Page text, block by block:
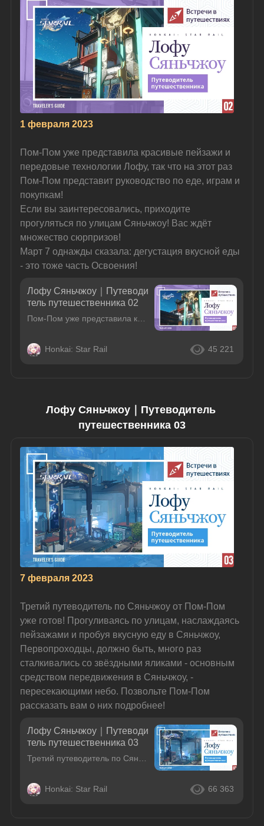
1 февраля 2023
Пом-Пом уже представила красивые пейзажи и
передовые технологии Лофу, так что на этот раз
Пом-Пом представит руководство по еде, играм и
покупкам!
Если вы заинтересовались, приходите
прогуляться по улицам Сяньчжоу! Вас ждёт
множество сюрпризов!
Март 7 однажды сказала: дегустация вкусной еды
- это тоже часть Освоения!
Лофу Сяньчжоу｜Путеводи
тель путешественника 02
Пом-Пом уже представила красивые пейзажи и передовые технологии Лофу, так что на этот раз Пом-Пом представит руководство по еде, играм и покупкам!Если вы заинтересовались, приходите прогуляться по ули
Honkai: Star Rail 45 221
Лофу Сяньчжоу｜Путеводитель
путешественника 03
7 февраля 2023
Третий путеводитель по Сяньчжоу от Пом-Пом
уже готов! Прогуливаясь по улицам, наслаждаясь
пейзажами и пробуя вкусную еду в Сяньчжоу,
Первопроходцы, должно быть, много раз
сталкивались со звёздными яликами - основным
средством передвижения в Сяньчжоу, -
пересекающими небо. Позвольте Пом-Пом
рассказать вам о них подробнее!
Лофу Сяньчжоу｜Путеводи
тель путешественника 03
Третий путеводитель по Сяньчжоу от Пом-Пом уже готов! Прогуливаясь по улицам, наслаждаясь пейзажами и пробуя вкусную еду в Сяньчжоу, Первопроходцы, должно быть, много раз сталкивались со звёздными яли
Honkai: Star Rail 66 363